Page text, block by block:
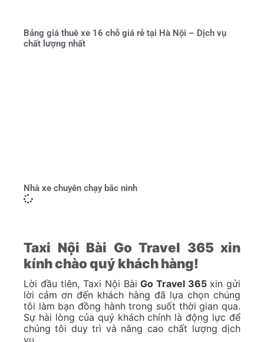
Bảng giá thuê xe 16 chỗ giá rẻ tại Hà Nội – Dịch vụ
chất lượng nhất
Nhà xe chuyên chạy bắc ninh
Taxi Nội Bài Go Travel 365 xin
kính chào quý khách hàng!
Lời đầu tiên, Taxi Nội BàiGo Travel 365 xin gửi
lời cảm ơn đến khách hàng đã lựa chọn chúng
tôi làm bạn đồng hành trong suốt thời gian qua.
Sự hài lòng của quý khách chính là động lực để
chúng tôi duy trì và nâng cao chất lượng dịch
vụ.